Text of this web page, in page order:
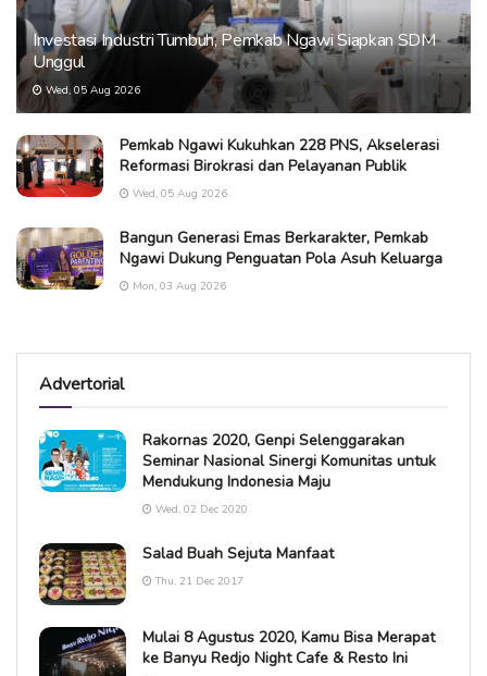
Investasi Industri Tumbuh, Pemkab Ngawi Siapkan SDM
Unggul
Wed, 05 Aug 2026
Pemkab Ngawi Kukuhkan 228 PNS, Akselerasi
Reformasi Birokrasi dan Pelayanan Publik
Wed, 05 Aug 2026
Bangun Generasi Emas Berkarakter, Pemkab
Ngawi Dukung Penguatan Pola Asuh Keluarga
Mon, 03 Aug 2026
Advertorial
Rakornas 2020, Genpi Selenggarakan
Seminar Nasional Sinergi Komunitas untuk
Mendukung Indonesia Maju
Wed, 02 Dec 2020
Salad Buah Sejuta Manfaat
Thu, 21 Dec 2017
Mulai 8 Agustus 2020, Kamu Bisa Merapat
ke Banyu Redjo Night Cafe & Resto Ini